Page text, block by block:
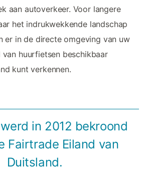
aan autoverkeer. Voor langere
het indrukwekkende landschap
er in de directe omgeving van uw
huurfietsen beschikbaar
kunt verkennen.
in 2012 bekroond
Fairtrade Eiland van
Duitsland.